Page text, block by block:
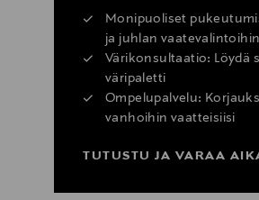
Monipuoliset
ja juhlan vaatevalintoihin
Värikonsultaatio: Löydä
väripaletti
Ompelupalvelu:
vanhoihin vaatteisiisi
TUTUSTU JA VARAA